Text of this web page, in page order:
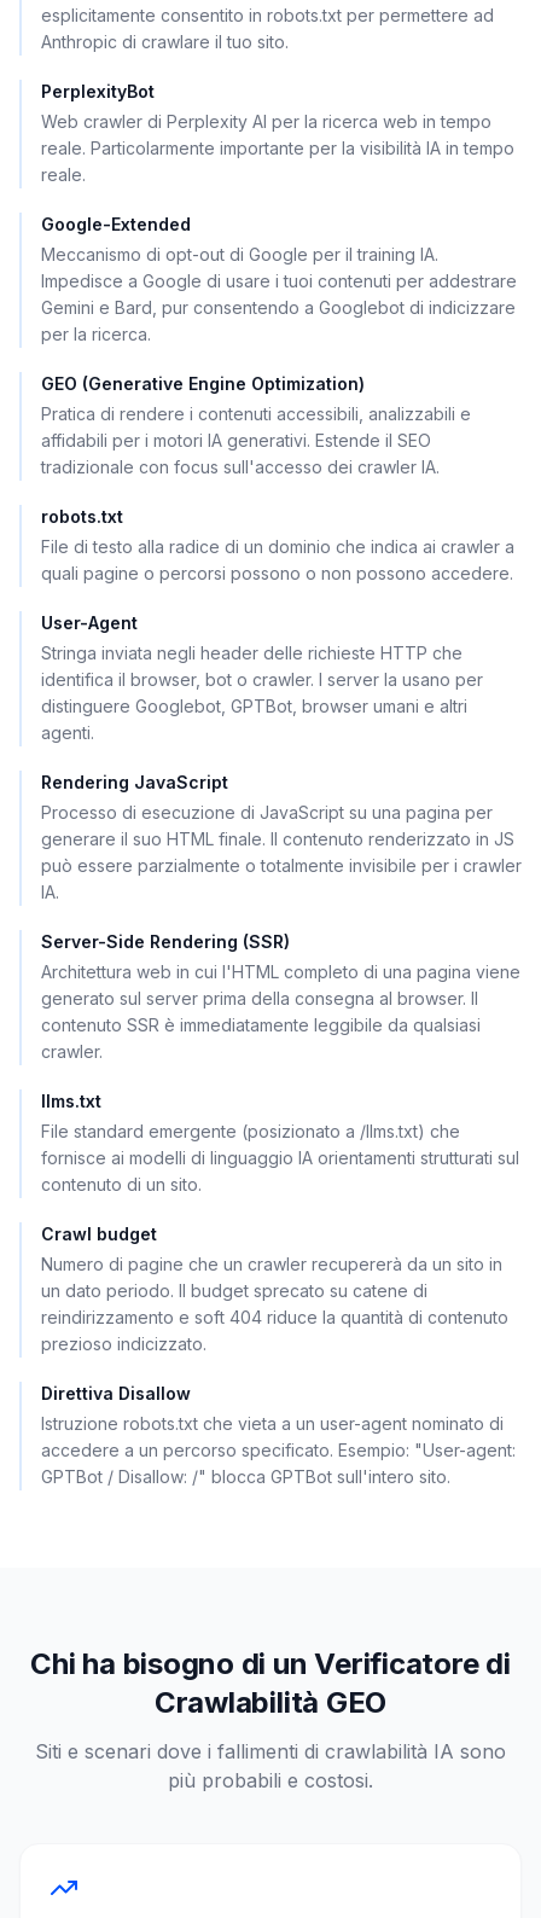
esplicitamente consentito in robots.txt per permettere ad
Anthropic di crawlare il tuo sito.
PerplexityBot
Web crawler di Perplexity AI per la ricerca web in tempo
reale. Particolarmente importante per la visibilità IA in tempo
reale.
Google-Extended
Meccanismo di opt-out di Google per il training IA.
Impedisce a Google di usare i tuoi contenuti per addestrare
Gemini e Bard, pur consentendo a Googlebot di indicizzare
per la ricerca.
GEO (Generative Engine Optimization)
Pratica di rendere i contenuti accessibili, analizzabili e
affidabili per i motori IA generativi. Estende il SEO
tradizionale con focus sull'accesso dei crawler IA.
robots.txt
File di testo alla radice di un dominio che indica ai crawler a
quali pagine o percorsi possono o non possono accedere.
User-Agent
Stringa inviata negli header delle richieste HTTP che
identifica il browser, bot o crawler. I server la usano per
distinguere Googlebot, GPTBot, browser umani e altri
agenti.
Rendering JavaScript
Processo di esecuzione di JavaScript su una pagina per
generare il suo HTML finale. Il contenuto renderizzato in JS
può essere parzialmente o totalmente invisibile per i crawler
IA.
Server-Side Rendering (SSR)
Architettura web in cui l'HTML completo di una pagina viene
generato sul server prima della consegna al browser. Il
contenuto SSR è immediatamente leggibile da qualsiasi
crawler.
llms.txt
File standard emergente (posizionato a /llms.txt) che
fornisce ai modelli di linguaggio IA orientamenti strutturati sul
contenuto di un sito.
Crawl budget
Numero di pagine che un crawler recupererà da un sito in
un dato periodo. Il budget sprecato su catene di
reindirizzamento e soft 404 riduce la quantità di contenuto
prezioso indicizzato.
Direttiva Disallow
Istruzione robots.txt che vieta a un user-agent nominato di
accedere a un percorso specificato. Esempio: "User-agent:
GPTBot / Disallow: /" blocca GPTBot sull'intero sito.
Chi ha bisogno di un Verificatore di
Crawlabilità GEO
Siti e scenari dove i fallimenti di crawlabilità IA sono
più probabili e costosi.